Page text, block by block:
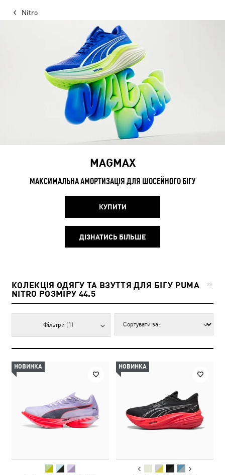
Nitro
MAGMAX
МАКСИМАЛЬНА АМОРТИЗАЦІЯ ДЛЯ ШОСЕЙНОГО БІГУ
КУПИТИ
ДІЗНАТИСЬ БІЛЬШЕ
КОЛЕКЦІЯ ОДЯГУ ТА ВЗУТТЯ ДЛЯ БІГУ PUMA
NITRO РОЗМІРУ 44.5
23
Фільтри (1)
НОВИНКА НОВИНКА